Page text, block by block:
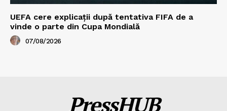
UEFA cere explicații după tentativa FIFA de a
vinde o parte din Cupa Mondială
07/08/2026
PressHUB